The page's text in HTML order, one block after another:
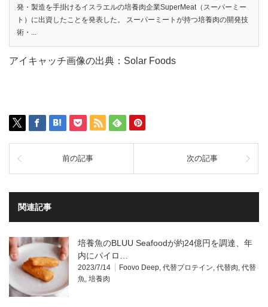
発・製造を手掛けるイスラエルの培養肉企業SuperMeat（スーパーミー
ト）に出資したことを発表した。 スーパーミートが持つ培養肉の開発技
術・...
アイキャッチ画像の出典：Solar Foods
前の記事 次の記事
関連記事
培養魚のBLUU Seafoodが約24億円を調達、年
内にパイロ…
2023/7/14 Foovo Deep, 代替プロテイン, 代替肉, 代替
魚, 培養肉